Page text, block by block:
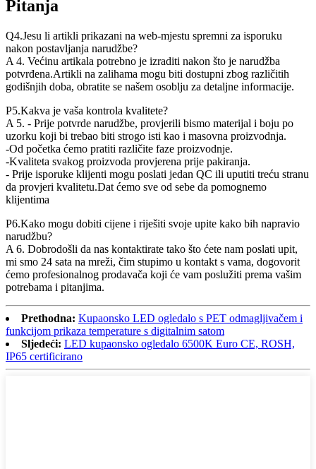
Pitanja
Q4.Jesu li artikli prikazani na web-mjestu spremni za isporuku
nakon postavljanja narudžbe?
A 4. Većinu artikala potrebno je izraditi nakon što je narudžba
potvrđena.Artikli na zalihama mogu biti dostupni zbog različitih
godišnjih doba, obratite se našem osoblju za detaljne informacije.
P5.Kakva je vaša kontrola kvalitete?
A 5. - Prije potvrde narudžbe, provjerili bismo materijal i boju po
uzorku koji bi trebao biti strogo isti kao i masovna proizvodnja.
-Od početka ćemo pratiti različite faze proizvodnje.
-Kvaliteta svakog proizvoda provjerena prije pakiranja.
- Prije isporuke klijenti mogu poslati jedan QC ili uputiti treću stranu
da provjeri kvalitetu.Dat ćemo sve od sebe da pomognemo
klijentima
P6.Kako mogu dobiti cijene i riješiti svoje upite kako bih napravio
narudžbu?
A 6. Dobrodošli da nas kontaktirate tako što ćete nam poslati upit,
mi smo 24 sata na mreži, čim stupimo u kontakt s vama, dogovorit
ćemo profesionalnog prodavača koji će vam poslužiti prema vašim
potrebama i pitanjima.
Prethodna: Kupaonsko LED ogledalo s PET odmagljivačem i
funkcijom prikaza temperature s digitalnim satom
Sljedeći: LED kupaonsko ogledalo 6500K Euro CE, ROSH,
IP65 certificirano